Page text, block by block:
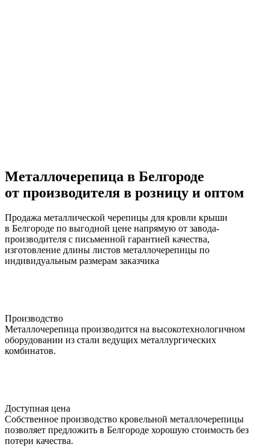
Металлочерепица в Белгороде
от производителя в розницу и оптом
Продажа металлической черепицы для кровли крыши
в Белгороде по выгодной цене напрямую от завода-
производителя с письменной гарантией качества,
изготовление длины листов металлочерепицы по
индивидуальным размерам заказчика
Производство
Металлочерепица производится на высокотехнологичном
оборудовании из стали ведущих металлургических
комбинатов.
Доступная цена
Собственное производство кровельной металлочерепицы
позволяет предложить в Белгороде хорошую стоимость без
потери качества.